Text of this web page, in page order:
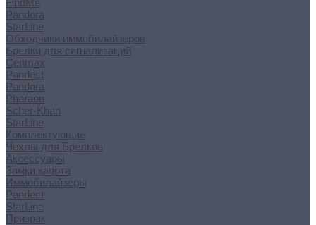
FindMe
Pandora
StarLine
Обходчики иммобилайзеров
Брелки для сигнализаций
Cenmax
Pandect
Pandora
Pharaon
Scher-Khan
StarLine
Комплектующие
Чехлы для Брелков
Аксессуары
Замки капота
Иммобилайзеры
Pandect
StarLine
Призрак